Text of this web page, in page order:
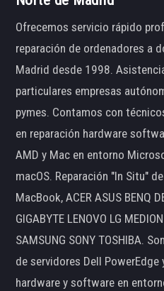
Ofrecemos servicio rápido
reparación de ordenadores a
Madrid desde 1998.
particulares empresas
pymes. Contamos con
en reparación hardware
AMD y Mac en entorno
macOS. Reparación "In Situ"
MacBook, ACER ASUS BENQ
GIGABYTE LENOVO LG
SAMSUNG SONY TOSHIBA.
de servidores Dell PowerEdge
hardware y software en